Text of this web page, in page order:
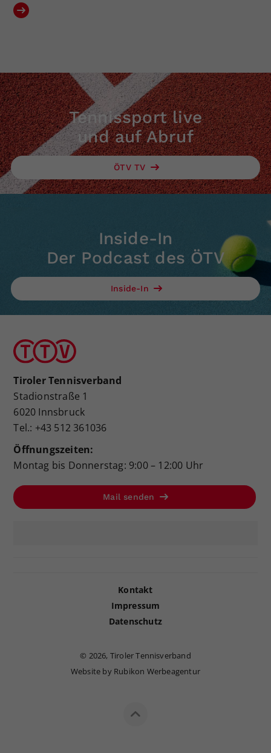
Tennissport live
und auf Abruf
ÖTV TV
Inside-In
Der Podcast des ÖTV
Inside-In
Tiroler Tennisverband
Stadionstraße 1
6020 Innsbruck
Tel.: +43 512 361036
Öffnungszeiten:
Montag bis Donnerstag: 9:00 – 12:00 Uhr
Mail senden
Kontakt
Impressum
Datenschutz
© 2026, Tiroler Tennisverband
Website by Rubikon Werbeagentur